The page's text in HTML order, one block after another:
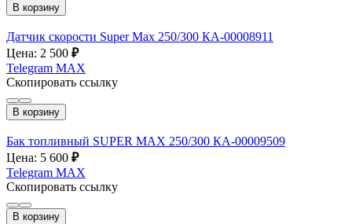
В корзину
Датчик скорости Super Max 250/300 КА-00008911
Цена: 2 500 ₽
Telegram MAX
Скопировать ссылку
В корзину
Бак топливный SUPER MAX 250/300 КА-00009509
Цена: 5 600 ₽
Telegram MAX
Скопировать ссылку
В корзину